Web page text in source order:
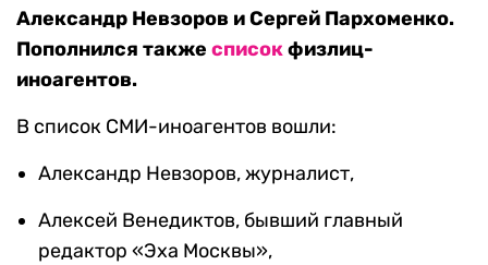
Александр Невзоров и Сергей Пархоменко.
Пополнился также списокфизлиц-
иноагентов.
В список СМИ-иноагентов вошли:
Александр Невзоров, журналист,
Алексей Венедиктов, бывший главный
редактор «Эха Москвы»,